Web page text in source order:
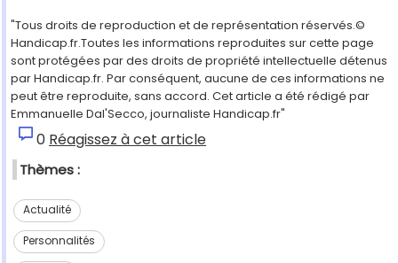
"Tous droits de reproduction et de représentation réservés.©
Handicap.fr.Toutes les informations reproduites sur cette page
sont protégées par des droits de propriété intellectuelle détenus
par Handicap.fr. Par conséquent, aucune de ces informations ne
peut être reproduite, sans accord. Cet article a été rédigé par
Emmanuelle Dal'Secco, journaliste Handicap.fr"
0 Réagissez à cet article
Thèmes :
Actualité
Personnalités